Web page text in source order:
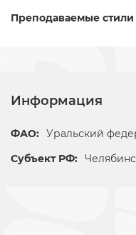
Преподаваемые
Информация
ФАО: Уральский
Субъект РФ: